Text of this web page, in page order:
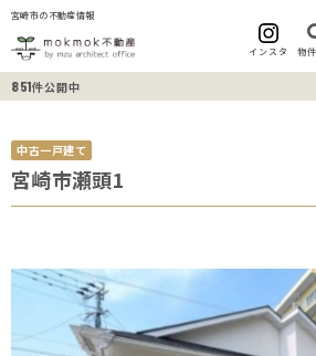
宮崎市の不動産情報
インスタ 物
851件公開中
中古一戸建て
宮崎市瀬頭1